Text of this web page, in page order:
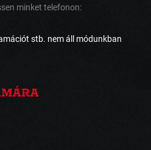
minket telefonon:
stb. nem áll módunkban